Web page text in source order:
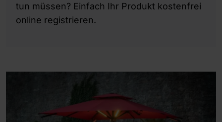
tun müssen? Einfach Ihr Produkt kostenfrei
online registrieren.